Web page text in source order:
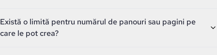
Există o limită pentru numărul de panouri sau pagini pe
care le pot crea?